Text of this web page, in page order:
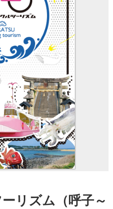
リズム（呼子～